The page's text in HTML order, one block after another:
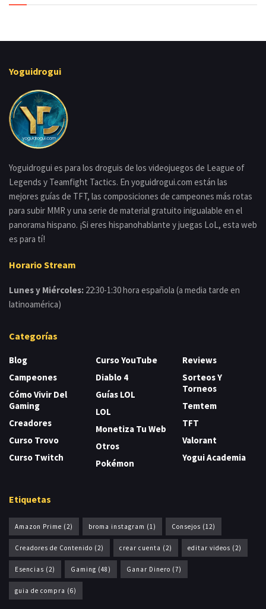
Yoguidrogui
Yoguidrogui es para los droguis de los videojuegos de League of
Legends y Teamfight Tactics. En yoguidrogui.com están las
mejores guías de TFT, las composiciones de campeones más rotas
para subir MMR y una serie de material gratuito inigualable en el
panorama hispano. ¡Si eres hispanohablante y juegas LoL, esta web
es para tí!
Horario Stream
Lunes y Miércoles: 22:30-1:30 hora española (a media tarde en
latinoamérica)
Categorías
Blog
Campeones
Cómo Vivir Del
Gaming
Creadores
Curso Trovo
Curso Twitch
Curso YouTube
Diablo 4
Guías LOL
LOL
Monetiza Tu Web
Otros
Pokémon
Reviews
Sorteos Y
Torneos
Temtem
TFT
Valorant
Yogui Academia
Etiquetas
Amazon Prime (2) broma instagram (1) Consejos (12)
Creadores de Contenido (2) crear cuenta (2) editar videos (2)
Esencias (2) Gaming (48) Ganar Dinero (7)
guia de compra (6)